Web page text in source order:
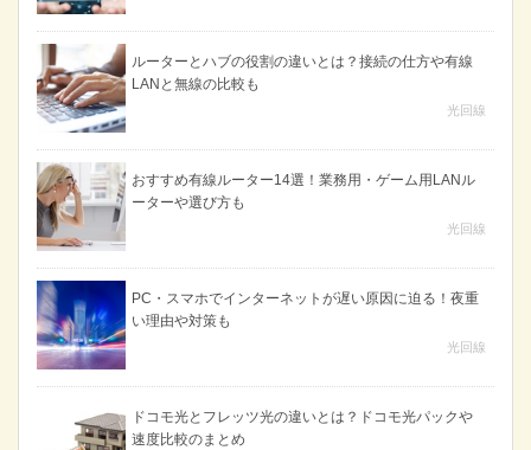
ルーターとハブの役割の違いとは？接続の仕方や有線
LANと無線の比較も
光回線
おすすめ有線ルーター14選！業務用・ゲーム用LANル
ーターや選び方も
光回線
PC・スマホでインターネットが遅い原因に迫る！夜重
い理由や対策も
光回線
ドコモ光とフレッツ光の違いとは？ドコモ光パックや
速度比較のまとめ